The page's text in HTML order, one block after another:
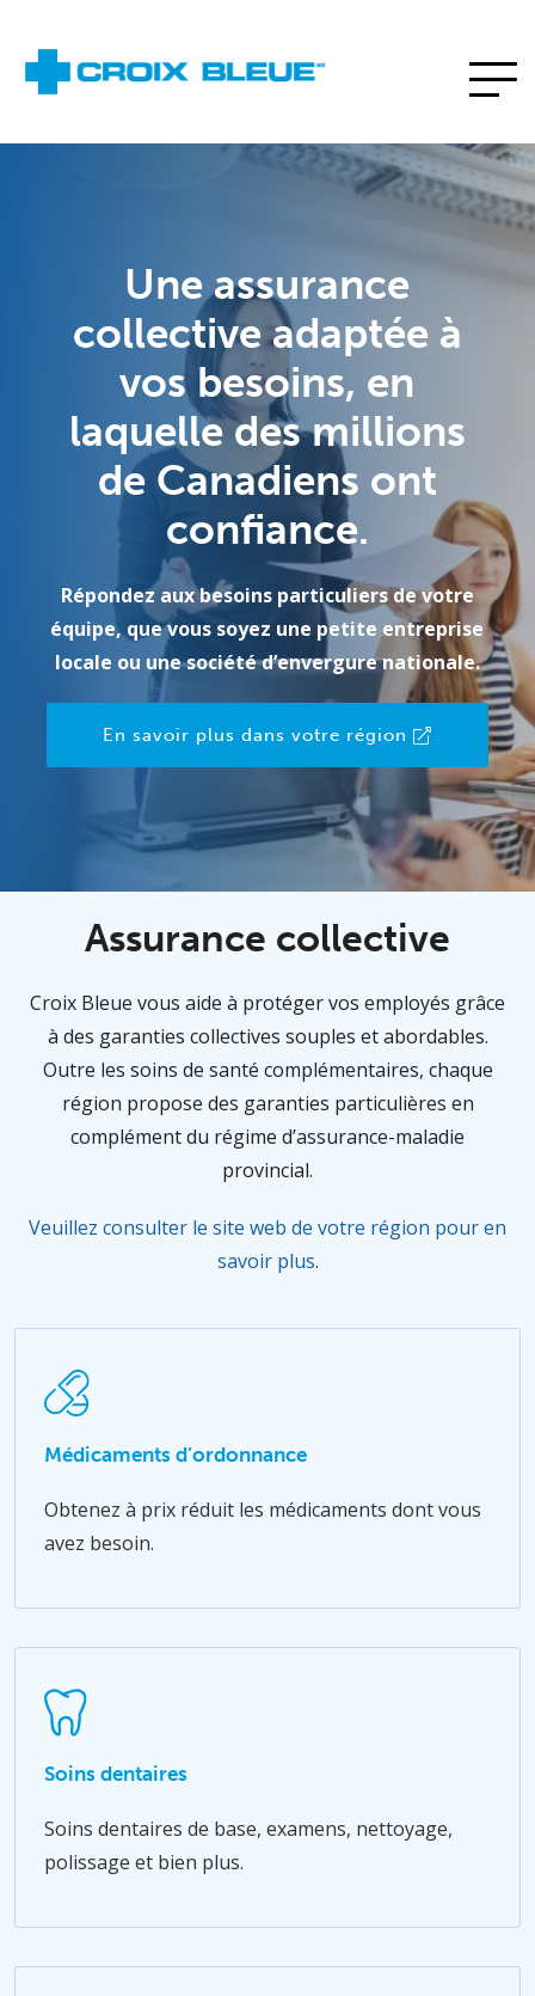
Une assurance
collective adaptée à
vos besoins, en
laquelle des millions
de Canadiens ont
confiance.
Répondez aux besoins particuliers de votre
équipe, que vous soyez une petite entreprise
locale ou une société d’envergure nationale.
En savoir plus dans votre région
Assurance collective
Croix Bleue vous aide à protéger vos employés grâce
à des garanties collectives souples et abordables.
Outre les soins de santé complémentaires, chaque
région propose des garanties particulières en
complément du régime d’assurance-maladie
provincial.
Veuillez consulter le site web de votre région pour en
savoir plus.
Médicaments d’ordonnance
Obtenez à prix réduit les médicaments dont vous
avez besoin.
Soins dentaires
Soins dentaires de base, examens, nettoyage,
polissage et bien plus.